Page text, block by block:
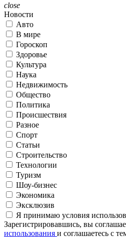
close
Новости
Авто
В мире
Гороскоп
Здоровье
Культура
Наука
Недвижимость
Общество
Политика
Происшествия
Разное
Спорт
Статьи
Строительство
Технологии
Туризм
Шоу-бизнес
Экономика
Эксклюзив
Я принимаю условия
Зарегистрировавшись, вы
использования и соглашаетесь с